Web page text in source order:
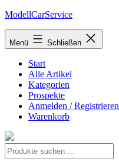
Zum
springen
ModellCarService
Menü Schließen
Start
Alle Artikel
Kategorien
Prospekte
Anmelden / Registrieren
Warenkorb
Suche